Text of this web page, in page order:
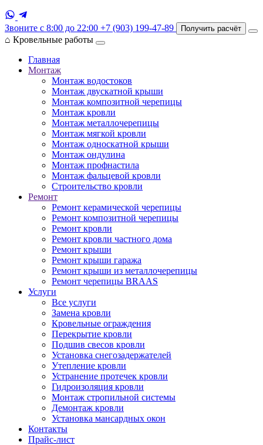
Звоните с 8:00 до 22:00 +7 (903) 199-47-89 Получить расчёт
⌂ Кровельные работы
Главная
Монтаж
Монтаж водостоков
Монтаж двускатной крыши
Монтаж композитной черепицы
Монтаж кровли
Монтаж металлочерепицы
Монтаж мягкой кровли
Монтаж односкатной крыши
Монтаж ондулина
Монтаж профнастила
Монтаж фальцевой кровли
Строительство кровли
Ремонт
Ремонт керамической черепицы
Ремонт композитной черепицы
Ремонт кровли
Ремонт кровли частного дома
Ремонт крыши
Ремонт крыши гаража
Ремонт крыши из металлочерепицы
Ремонт черепицы BRAAS
Услуги
Все услуги
Замена кровли
Кровельные ограждения
Перекрытие кровли
Подшив свесов кровли
Установка снегозадержателей
Утепление кровли
Устранение протечек кровли
Гидроизоляция кровли
Монтаж стропильной системы
Демонтаж кровли
Установка мансардных окон
Контакты
Прайс-лист